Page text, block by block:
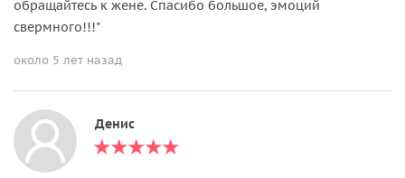
обращайтесь к жене. Спасибо большое, эмоций
cвермного!!!"
около 5 лет назад
Денис